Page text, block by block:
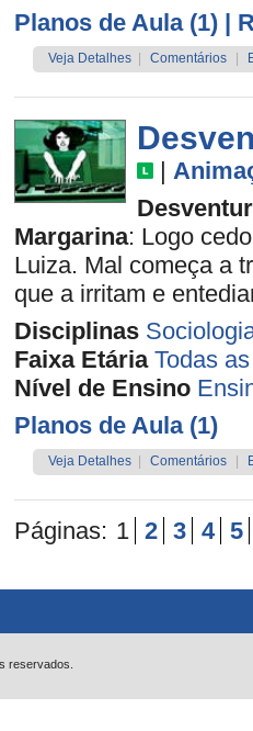
Planos de Aula (1) |
Veja Detalhes Comentários
|
Margarina: Logo
Luiza. Mal começa a
que a irritam e
Disciplinas
Faixa Etária Todas
Nível de Ensino
Planos de Aula (1)
Veja Detalhes Comentários
Páginas: 1 2 3 4 5
reservados.